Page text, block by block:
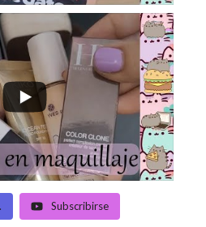
Subscribirse